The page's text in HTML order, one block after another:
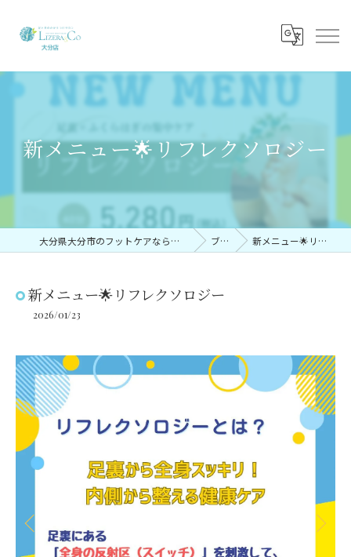
新メニュー🌟リフレクソロジー
大分県大分市のフットケアならリゼラアンドコー大分店 ブログ 新メニュー🌟リフレクソロジー
新メニュー🌟リフレクソロジー
2026/01/23